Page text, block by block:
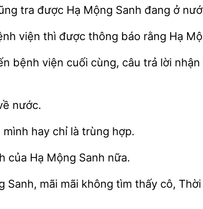
tra được Mộng đang ở
viện thì được thông báo rằng Hạ
bệnh viện cuối cùng, câu trả
nước.
hay là trùng hợp.
của Mộng Sanh nữa.
Sanh, mãi mãi không tìm thấy cô,